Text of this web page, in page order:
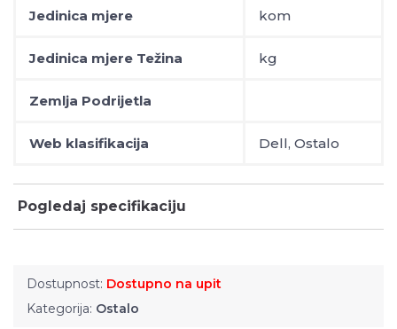
Jedinica mjere kom
Jedinica mjere Težina kg
Zemlja Podrijetla
Web klasifikacija Dell, Ostalo
Pogledaj specifikaciju
Dostupnost: Dostupno na upit
Kategorija: Ostalo